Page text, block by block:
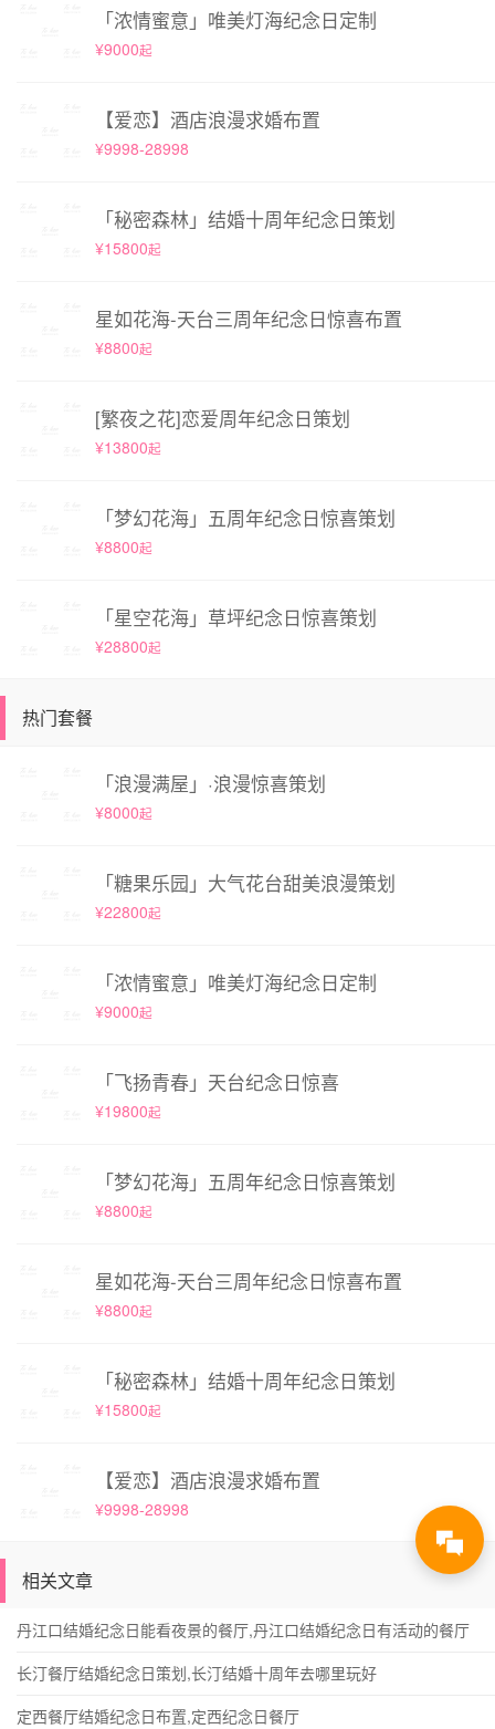
「浓情蜜意」唯美灯海纪念日定制
¥9000起
【爱恋】酒店浪漫求婚布置
¥9998-28998
「秘密森林」结婚十周年纪念日策划
¥15800起
星如花海-天台三周年纪念日惊喜布置
¥8800起
[繁夜之花]恋爱周年纪念日策划
¥13800起
「梦幻花海」五周年纪念日惊喜策划
¥8800起
「星空花海」草坪纪念日惊喜策划
¥28800起
热门套餐
「浪漫满屋」·浪漫惊喜策划
¥8000起
「糖果乐园」大气花台甜美浪漫策划
¥22800起
「浓情蜜意」唯美灯海纪念日定制
¥9000起
「飞扬青春」天台纪念日惊喜
¥19800起
「梦幻花海」五周年纪念日惊喜策划
¥8800起
星如花海-天台三周年纪念日惊喜布置
¥8800起
「秘密森林」结婚十周年纪念日策划
¥15800起
【爱恋】酒店浪漫求婚布置
¥9998-28998
相关文章
丹江口结婚纪念日能看夜景的餐厅,丹江口结婚纪念日有活动的餐厅
长汀餐厅结婚纪念日策划,长汀结婚十周年去哪里玩好
定西餐厅结婚纪念日布置,定西纪念日餐厅